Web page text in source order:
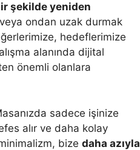
şekilde yeniden
ondan uzak durmak
hedeflerimize
alanında dijital
önemli olanlara
sadece işinize
alır ve daha kolay
bize daha azıyla